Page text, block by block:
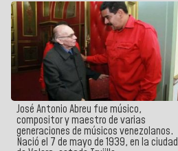
José Antonio Abreu fue músico,
compositor y maestro de varias
generaciones de músicos venezolanos.
Nació el 7 de mayo de 1939, en la ciudad